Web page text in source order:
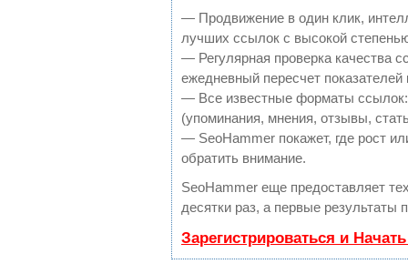
— Продвижение в один клик,
лучших ссылок с высокой
— Регулярная проверка качества
ежедневный пересчет показателей
— Все известные форматы
(упоминания, мнения, отзывы,
— SeoHammer покажет, где рост
обратить внимание.
SeoHammer еще предоставляет
десятки раз, а первые результаты
Зарегистрироваться и